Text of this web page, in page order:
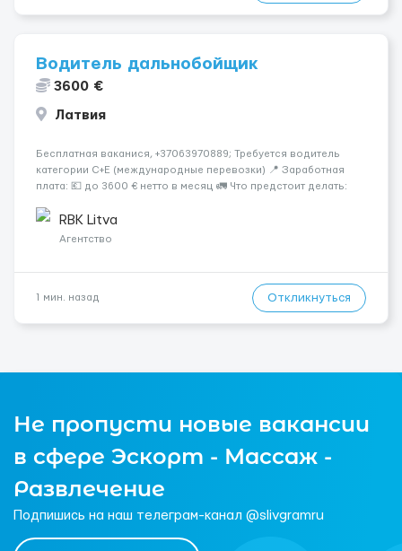
Водитель дальнобойщик
3600 €
Латвия
Бесплатная ваканися, +37063970889; Требуется водитель
категории C+E (международные перевозки) 📍 Заработная
плата: 💶 до 3600 € нетто в месяц 🚛 Что предстоит делать:
среднем 400–500 км в день. Погр...
RBK Litva
Агентство
1 мин. назад Откликнуться
Не пропусти новые вакансии
в сфере Эскорт - Массаж -
Развлечение
Подпишись на наш телеграм-канал @slivgramru